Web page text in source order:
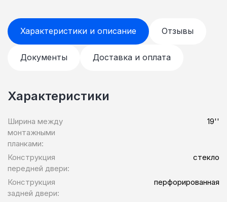
Характеристики и описание Отзывы
Документы Доставка и оплата
Характеристики
Ширина между
монтажными
планками:
19''
Конструкция
передней двери:
стекло
Конструкция
задней двери:
перфорированная